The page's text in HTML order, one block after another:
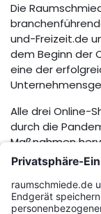
Die
und-Freizeit.de
dem Beginn der
eine der
Alle drei Online-
durch die
Maßnahmen
und-Freizeit.de
verkaufsstarken
steigerte seine